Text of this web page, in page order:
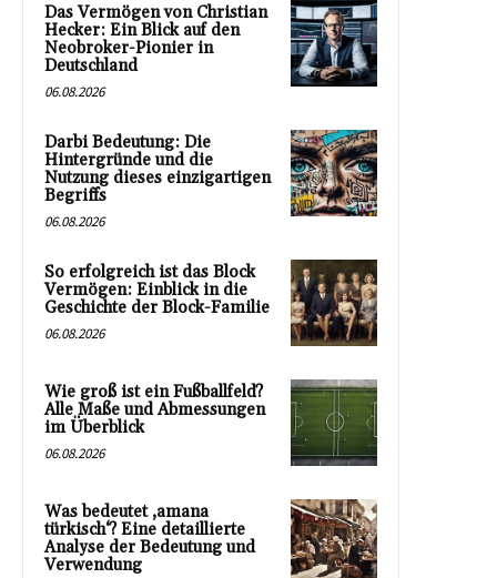
Das Vermögen von Christian
Hecker: Ein Blick auf den
Neobroker-Pionier in
Deutschland
06.08.2026
Darbi Bedeutung: Die
Hintergründe und die
Nutzung dieses einzigartigen
Begriffs
06.08.2026
So erfolgreich ist das Block
Vermögen: Einblick in die
Geschichte der Block-Familie
06.08.2026
Wie groß ist ein Fußballfeld?
Alle Maße und Abmessungen
im Überblick
06.08.2026
Was bedeutet ‚amana
türkisch‘? Eine detaillierte
Analyse der Bedeutung und
Verwendung